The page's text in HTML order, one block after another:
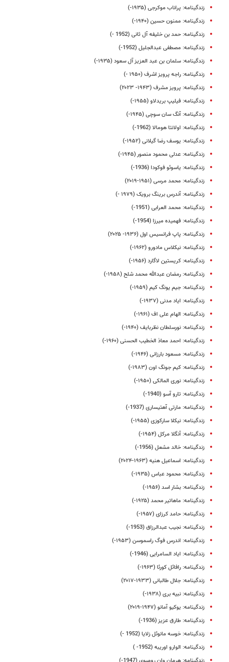
زندگینامه: پراناب موکرجی (۱۹۳۵-)
زندگینامه: ممنون حسین (۱۹۴۰-)
زندگینامه: حمد بن خلیفه آل ثانی (1952 -)
زندگینامه: مصطفی عبدالجلیل (1952-)
زندگینامه: سلمان بن عبد العزیز آل سعود (۱۹۳۵-)
زندگینامه: راجه پرویز اشرف (۱۹۵۰ -)
زندگینامه: پرویز مشرف (۱۹۴۳- ۲۰۲۳)
زندگینامه: فیلیپ بریدلاو (۱۹۵۵-)
زندگینامه: آنگ سان سوچی (۱۹۴۵-)
زندگینامه: اولانتا هومالا (1962-)
زندگینامه: یوسف رضا گیلانی (۱۹۵۲-)
زندگینامه: عدلی محمود منصور (۱۹۴۵-)
زندگینامه: یاسوئو فوکودا (1936-)
زندگینامه: محمد مرسی (۱۹۵۱-۲۰۱۹)
زندگینامه: آندرس برینگ برویک (۱۹۷۹ -)
زندگینامه: محمد العرابی (1951-)
زندگینامه: فهمیده میرزا (1954-)
زندگینامه: پاپ فرانسیس اول (۱۹۳۶- ۲۰۲۵)
زندگینامه: نیکلاس مادورو (۱۹۶۲-)
زندگینامه: کریستین لاگارد (۱۹۵۶-)
زندگینامه: رمضان عبدالله محمد شلح (۱۹۵۸-)
زندگینامه: جیم یونگ کیم (۱۹۵۹-)
زندگینامه: ایاد مدنی (۱۹۳۷-)
زندگینامه: الهام علی‌ اف (۱۹۶۱-)
زندگینامه: نورسلطان نظربایف (۱۹۴۰-)
زندگینامه: احمد ‌معاذ‌ الخطیب‌ الحسنی (۱۹۶۰-)
زندگینامه: مسعود بارزانی (۱۹۴۶-)
زندگینامه: کیم جونگ اون (۱۹۸۳-)
زندگینامه: نوری المالکی (۱۹۵۰-)
زندگینامه: تارو آسو (1940-)
زندگینامه: مارتی آهتیساری (1937-)
زندگینامه: نیکلا سارکوزی (۱۹۵۵-)
زندگینامه: آنگلا مرکل (۱۹۵۴-)
زندگینامه: خالد مشعل (1956-)
زندگینامه: اسماعیل هنیه (۱۹۶۳-۲۰۲۴)
زندگینامه: محمود عباس (۱۹۳۵-)
زندگینامه: بشار اسد (۱۹۵۶-)
زندگینامه: ماهاتیر محمد (۱۹۲۵-)
زندگینامه: حامد کرزای (۱۹۵۷-)
زندگینامه: نجیب عبدالرزاق (1953-)
زندگینامه: اندرس فوگ راسموسن (۱۹۵۳-)
زندگینامه: ایاد السامرایی (1946-)
زندگینامه: رافائل کورئا (۱۹۶۳-)
زندگینامه: جلال طالبانی (۱۹۳۳-۲۰۱۷)
زندگینامه: نبیه بری (۱۹۳۸-)
زندگینامه: یوکیو آمانو (۱۹۴۷-۲۰۱۹)
زندگینامه: طارق عزیز (1936-)
زندگینامه: خوسه مانوئل زلایا (1952 -)
زندگینامه: الوارو اوریبه (1952- )